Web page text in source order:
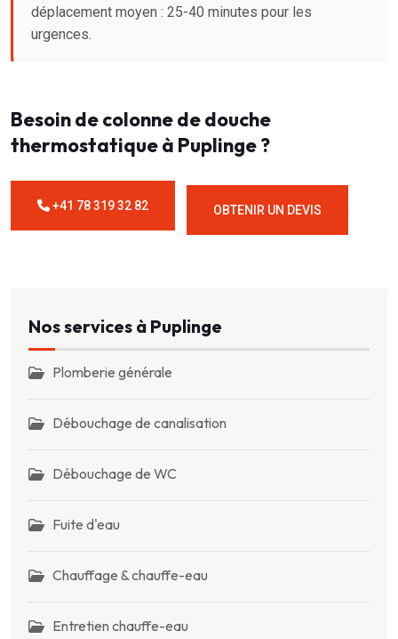
déplacement moyen : 25-40 minutes pour les
urgences.
Besoin de colonne de douche
thermostatique à Puplinge ?
+41 78 319 32 82 OBTENIR UN DEVIS
Nos services à Puplinge
Plomberie générale
Débouchage de canalisation
Débouchage de WC
Fuite d'eau
Chauffage & chauffe-eau
Entretien chauffe-eau